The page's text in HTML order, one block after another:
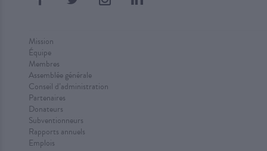
Mission
Équipe
Membres
Assemblée générale
Conseil d’administration
Partenaires
Donateurs
Subventionneurs
Rapports annuels
Emplois